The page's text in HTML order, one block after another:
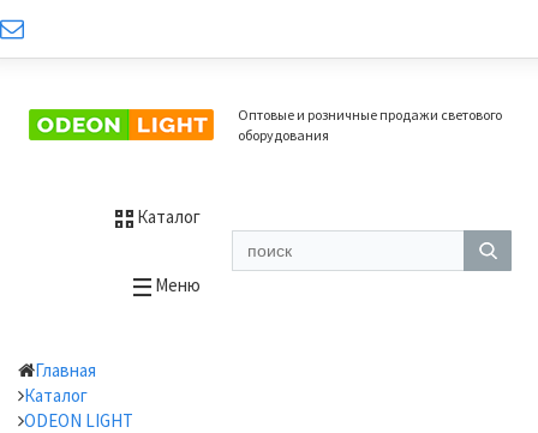
Оптовые и розничные продажи светового
оборудования
Каталог
Меню
Главная
Каталог
ODEON LIGHT